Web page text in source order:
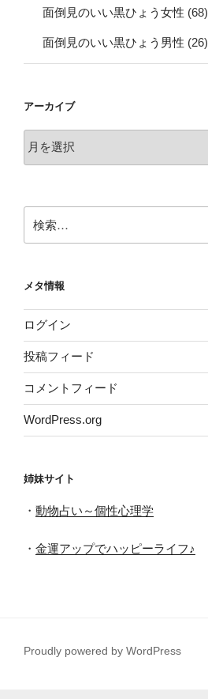
面倒見のいい黒ひょう女性 (68)
面倒見のいい黒ひょう男性 (26)
アーカイブ
ー
索:
メタ情報
ログイン
投稿フィード
コメントフィード
WordPress.org
姉妹サイト
・ 動物占い～個性心理学
・ 金運アップでハッピーライフ♪
Proudly powered by WordPress